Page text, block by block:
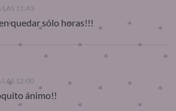
LAS 11:43
quedar sólo horas!!!
LAS 12:00
ánimo!!